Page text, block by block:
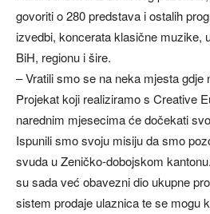
govoriti o 280 predstava i ostalih
izvedbi, koncerata klasične muzike,
BiH, regionu i šire.
– Vratili smo se na neka mjesta gdje
Projekat koji realiziramo s Creative
narednim mjesecima će dočekati
Ispunili smo svoju misiju da smo
svuda u Zeničko-dobojskom
su sada već obavezni dio ukupne
sistem prodaje ulaznica te se mogu